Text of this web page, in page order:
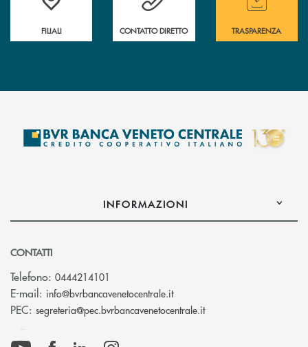
FILIALI CONTATTO DIRETTO TRASPARENZA
INFORMAZIONI
CONTATTI
Telefono: 0444214101
E-mail: info@bvrbancavenetocentrale.it(si apre l’app di posta
PEC: segreteria@pec.bvrbancavenetocentrale.it(si apre l’app di